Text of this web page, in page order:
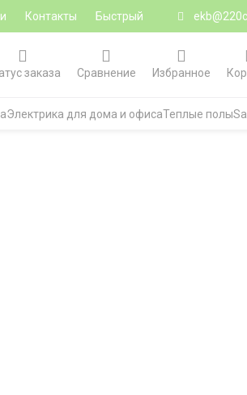
Контакты
Быстрый
заказа Сравнение Избранное
Электрика для дома и офисаТеплые полы